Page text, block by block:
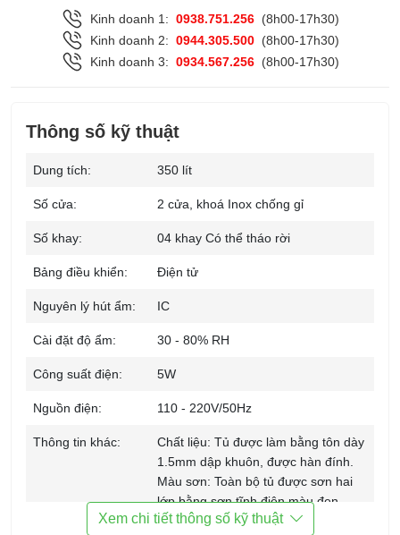
Kinh doanh 1: 0938.751.256 (8h00-17h30)
Kinh doanh 2: 0944.305.500 (8h00-17h30)
Kinh doanh 3: 0934.567.256 (8h00-17h30)
Thông số kỹ thuật
Dung tích: 350 lít
Số cửa: 2 cửa, khoá Inox chống gỉ
Số khay: 04 khay Có thể tháo rời
Bảng điều khiển: Điện tử
Nguyên lý hút ẩm: IC
Cài đặt độ ẩm: 30 - 80% RH
Công suất điện: 5W
Nguồn điện: 110 - 220V/50Hz
Thông tin khác:
Chất liệu: Tủ được làm bằng tôn dày
1.5mm dập khuôn, được hàn đính.
Màu sơn: Toàn bộ tủ được sơn hai
lớp bằng sơn tĩnh điện màu đen.
Xem chi tiết thông số kỹ thuật